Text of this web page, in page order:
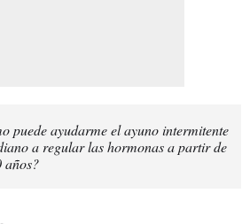
puede ayudarme el ayuno intermitente
a regular las hormonas a partir de
años?